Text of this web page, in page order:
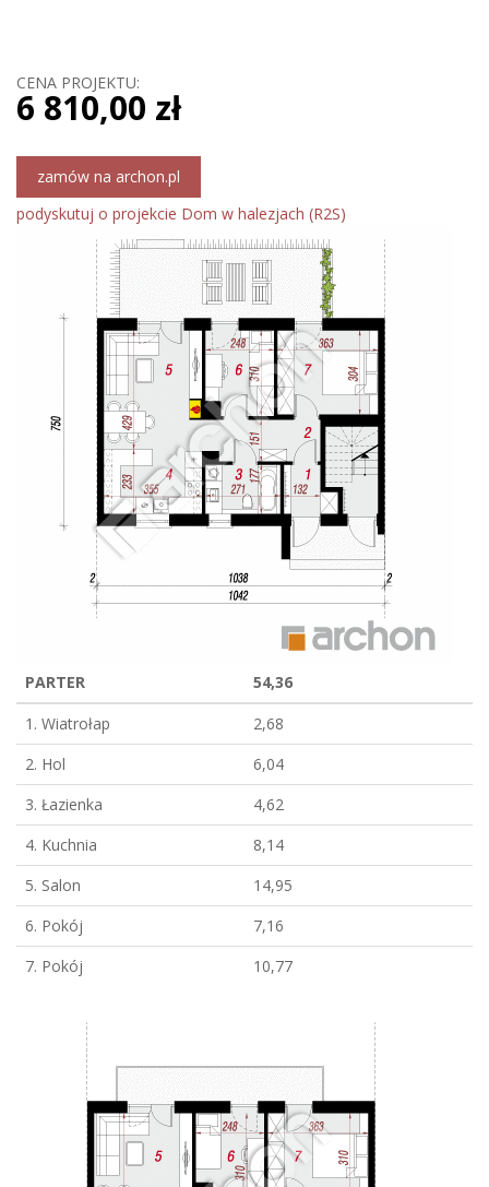
CENA PROJEKTU:
6 810,00 zł
zamów na archon.pl
podyskutuj o projekcie Dom w halezjach (R2S)
PARTER
54,36
1. Wiatrołap
2,68
2. Hol
6,04
3. Łazienka
4,62
4. Kuchnia
8,14
5. Salon
14,95
6. Pokój
7,16
7. Pokój
10,77